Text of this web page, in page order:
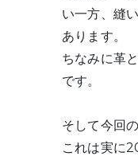
い一方、縫
あります。
ちなみに革
です。
そして今回
これは実に